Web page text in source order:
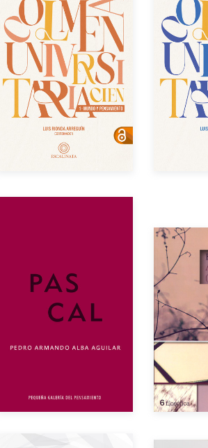
Autor
Año de edición
eBook Gratuito
$600.00
Año
Año de edición
Año
Impreso